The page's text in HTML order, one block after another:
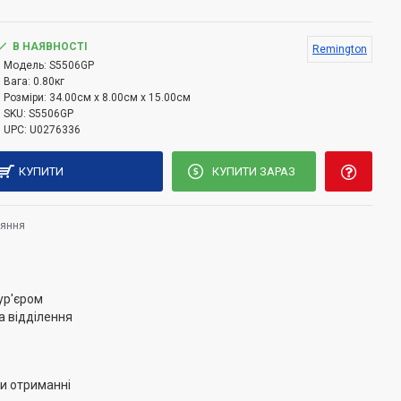
призначена для роботи в температурному діапазоні
10-ю температурними режимами і має час
В НАЯВНОСТІ
Модель: S5506GP
Вага: 0.80кг
Розміри: 34.00см x 8.00см x 15.00см
SKU: S5506GP
UPC: U0276336
Remington
КУПИТИ КУПИТИ ЗАРАЗ
відділення
отриманні